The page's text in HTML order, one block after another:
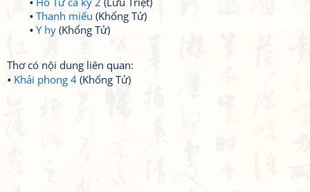
Thanh miếu (Khổng Tử)
Y hy (Khổng Tử)
Thơ có nội dung liên quan:
Khải phong 4 (Khổng Tử)